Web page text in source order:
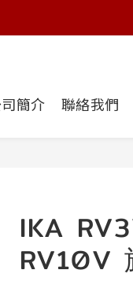
over $2000
over $2000
簡介 聯絡我們
IKA
RV10V